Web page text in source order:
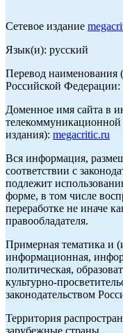
Сетевое издание
Язык(и): русский
Перевод наименования
Российской
Доменное имя сайта в
телекоммуникационной
издания): megacritic.ru
Вся информация,
соответствии с
подлежит
форме, в том числе
переработке не иначе
правообладателя.
Примерная тематика и
информационная,
политическая,
культурно-
законодательством
Территория